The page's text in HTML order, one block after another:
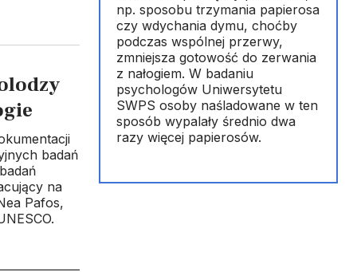
badań
na
Pafos,
np. sposobu trzymania papierosa
czy wdychania dymu, choćby
podczas wspólnej przerwy,
zmniejsza gotowość do zerwania
z nałogiem. W badaniu
psychologów Uniwersytetu
SWPS osoby naśladowane w ten
sposób wypalały średnio dwa
razy więcej papierosów.